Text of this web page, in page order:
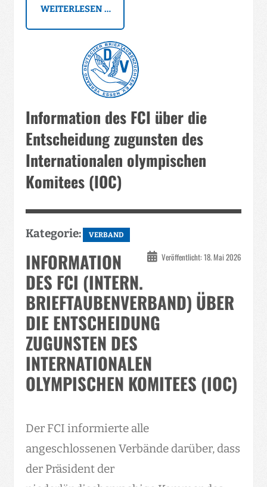
WEITERLESEN …
Information des FCI über die
Entscheidung zugunsten des
Internationalen olympischen
Komitees (IOC)
Kategorie: VERBAND
Veröffentlicht: 18. Mai 2026
INFORMATION
DES FCI (INTERN.
BRIEFTAUBENVERBAND) ÜBER
DIE ENTSCHEIDUNG
ZUGUNSTEN DES
INTERNATIONALEN
OLYMPISCHEN KOMITEES (IOC)
Der FCI informierte alle
angeschlossenen Verbände darüber, dass
der Präsident der